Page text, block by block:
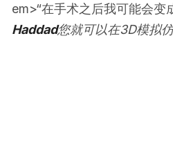
em>“在手术之后我可能会变
Haddad您就可以在3D模拟